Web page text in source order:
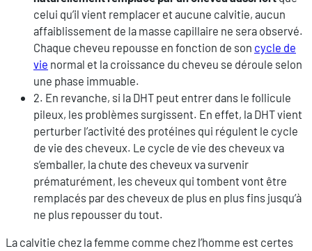
celui qu’il vient remplacer et aucune calvitie, aucun
affaiblissement de la masse capillaire ne sera observé.
Chaque cheveu repousse en fonction de son cycle de
vie normal et la croissance du cheveu se déroule selon
une phase immuable.
2. En revanche, si la DHT peut entrer dans le follicule
pileux, les problèmes surgissent. En effet, la DHT vient
perturber l’activité des protéines qui régulent le cycle
de vie des cheveux. Le cycle de vie des cheveux va
s’emballer, la chute des cheveux va survenir
prématurément, les cheveux qui tombent vont être
remplacés par des cheveux de plus en plus fins jusqu’à
ne plus repousser du tout.
La calvitie chez la femme comme chez l’homme est certes